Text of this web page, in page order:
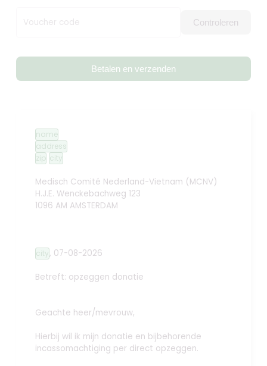
Voucher code Controleren
Betalen en verzenden
name
address
zip city
Medisch Comité Nederland-Vietnam (MCNV)
H.J.E. Wenckebachweg 123
1096 AM AMSTERDAM
city, 07-08-2026
Betreft: opzeggen donatie
Geachte heer/mevrouw,
Hierbij wil ik mijn donatie en bijbehorende
incassomachtiging per direct opzeggen.